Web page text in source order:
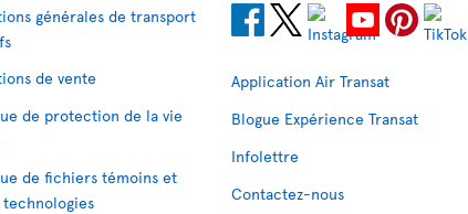
générales de transport
de vente
de protection de la vie
de fichiers témoins et
Application Air Transat
Blogue Expérience Transat
Infolettre
Contactez-nous